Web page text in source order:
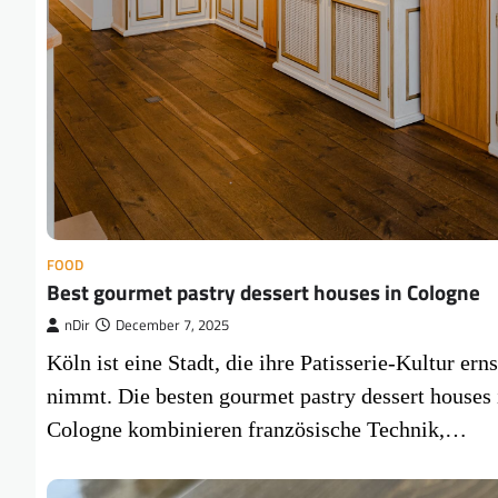
FOOD
Best gourmet pastry dessert houses in Cologne
nDir December 7, 2025
Köln ist eine Stadt, die ihre Patisserie-Kultur
nimmt. Die besten gourmet pastry dessert houses
Cologne kombinieren französische Technik,…